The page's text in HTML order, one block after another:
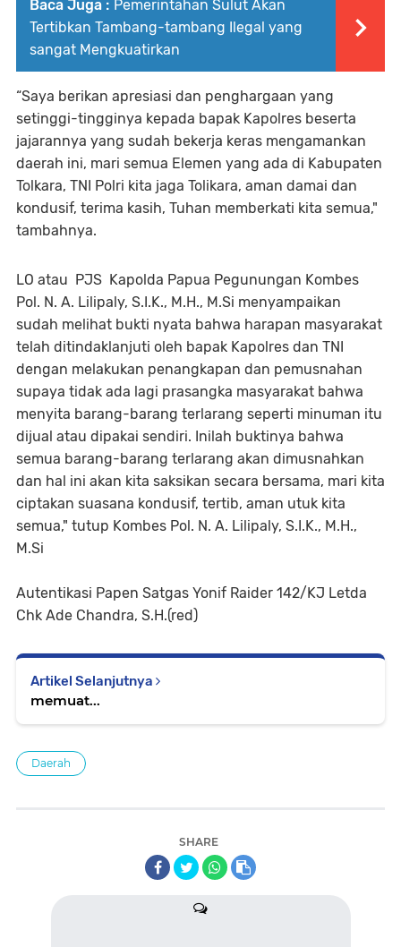
Baca Juga : Pemerintahan Sulut Akan
Tertibkan Tambang-tambang Ilegal yang
sangat Mengkuatirkan
“Saya berikan apresiasi dan penghargaan yang
setinggi-tingginya kepada bapak Kapolres beserta
jajarannya yang sudah bekerja keras mengamankan
daerah ini, mari semua Elemen yang ada di Kabupaten
Tolkara, TNI Polri kita jaga Tolikara, aman damai dan
kondusif, terima kasih, Tuhan memberkati kita semua,"
tambahnya.
LO atau PJS Kapolda Papua Pegunungan Kombes
Pol. N. A. Lilipaly, S.I.K., M.H., M.Si menyampaikan
sudah melihat bukti nyata bahwa harapan masyarakat
telah ditindaklanjuti oleh bapak Kapolres dan TNI
dengan melakukan penangkapan dan pemusnahan
supaya tidak ada lagi prasangka masyarakat bahwa
menyita barang-barang terlarang seperti minuman itu
dijual atau dipakai sendiri. Inilah buktinya bahwa
semua barang-barang terlarang akan dimusnahkan
dan hal ini akan kita saksikan secara bersama, mari kita
ciptakan suasana kondusif, tertib, aman utuk kita
semua," tutup Kombes Pol. N. A. Lilipaly, S.I.K., M.H.,
M.Si
Autentikasi Papen Satgas Yonif Raider 142/KJ Letda
Chk Ade Chandra, S.H.(red)
Artikel Selanjutnya
memuat...
Daerah
SHARE